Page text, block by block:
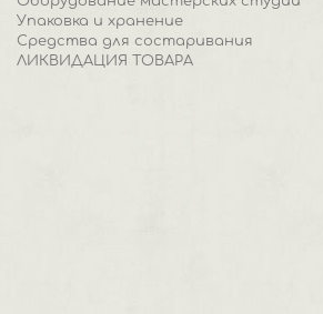
Упаковка и хранение
Средства для состаривания
ЛИКВИДАЦИЯ ТОВАРА